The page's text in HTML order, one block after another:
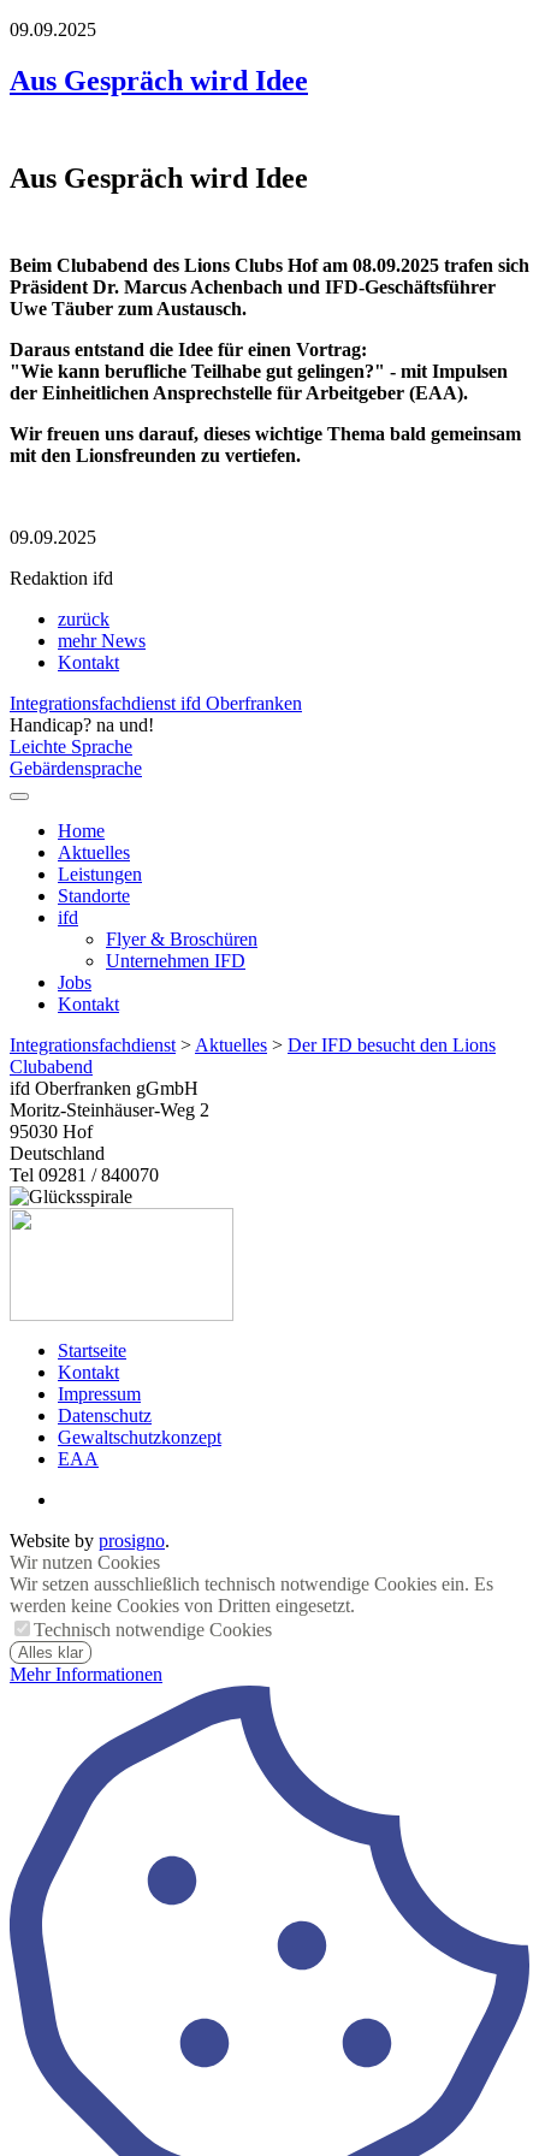
09.09.2025
Aus Gespräch wird Idee
Aus Gespräch wird Idee
Beim Clubabend des Lions Clubs Hof am 08.09.2025 trafen sich
Präsident Dr. Marcus Achenbach und IFD-Geschäftsführer
Uwe Täuber zum Austausch.
Daraus entstand die Idee für einen Vortrag:
"Wie kann berufliche Teilhabe gut gelingen?" - mit Impulsen
der Einheitlichen Ansprechstelle für Arbeitgeber (EAA).
Wir freuen uns darauf, dieses wichtige Thema bald gemeinsam
mit den Lionsfreunden zu vertiefen.
09.09.2025
Redaktion ifd
zurück
mehr News
Kontakt
Integrationsfachdienst ifd Oberfranken
Handicap? na und!
Leichte Sprache
Gebärdensprache
Home
Aktuelles
Leistungen
Standorte
ifd
Flyer & Broschüren
Unternehmen IFD
Jobs
Kontakt
Integrationsfachdienst > Aktuelles > Der IFD besucht den Lions
Clubabend
ifd Oberfranken gGmbH
Moritz-Steinhäuser-Weg 2
95030 Hof
Deutschland
Tel 09281 / 840070
Startseite
Kontakt
Impressum
Datenschutz
Gewaltschutzkonzept
EAA
Website by prosigno.
Wir nutzen Cookies
Wir setzen ausschließlich technisch notwendige Cookies ein. Es
werden keine Cookies von Dritten eingesetzt.
Technisch notwendige Cookies
Alles klar
Mehr Informationen